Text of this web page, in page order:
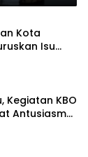
Kota
Isu
Kegiatan KBO
Antusiasme
Murid